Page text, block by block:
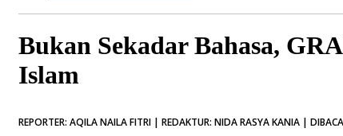
Bukan Sekadar Bahasa,
Islam
REPORTER: AQILA NAILA FITRI | REDAKTUR: NIDA RASYA KANIA |